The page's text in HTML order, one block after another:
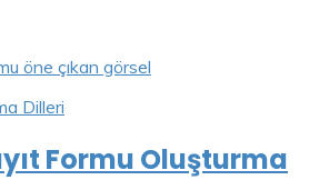
Dilleri
Formu Oluşturma